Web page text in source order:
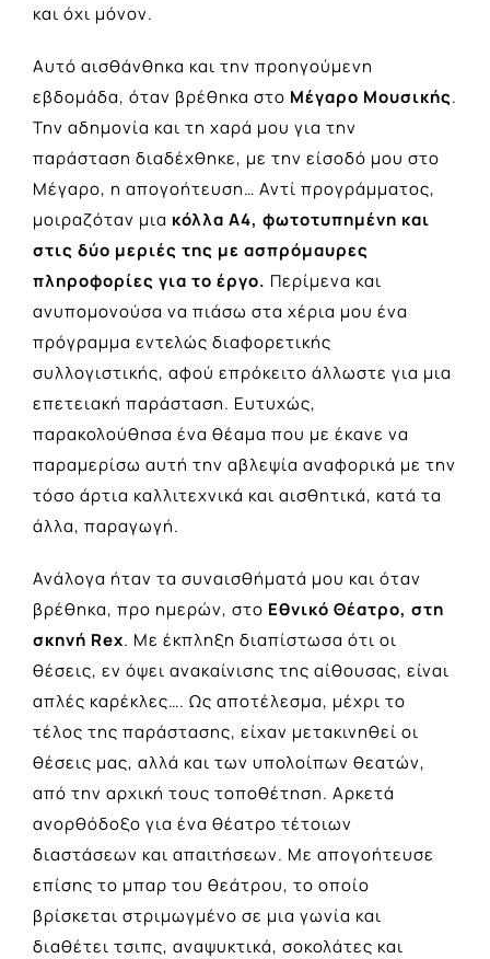
και όχι μόνον.
Αυτό αισθάνθηκα και την προηγούμενη
εβδομάδα, όταν βρέθηκα στο Μέγαρο Μουσικής.
Την αδημονία και τη χαρά μου για την
παράσταση διαδέχθηκε, με την είσοδό μου στο
Μέγαρο, η απογοήτευση… Αντί προγράμματος,
μοιραζόταν μια κόλλα Α4, φωτοτυπημένη και
στις δύο μεριές της με ασπρόμαυρες
πληροφορίες για το έργο. Περίμενα και
ανυπομονούσα να πιάσω στα χέρια μου ένα
πρόγραμμα εντελώς διαφορετικής
συλλογιστικής, αφού επρόκειτο άλλωστε για μια
επετειακή παράσταση. Ευτυχώς,
παρακολούθησα ένα θέαμα που με έκανε να
παραμερίσω αυτή την αβλεψία αναφορικά με την
τόσο άρτια καλλιτεχνικά και αισθητικά, κατά τα
άλλα, παραγωγή.
Ανάλογα ήταν τα συναισθήματά μου και όταν
βρέθηκα, προ ημερών, στο Εθνικό Θέατρο, στη
σκηνή Rex. Με έκπληξη διαπίστωσα ότι οι
θέσεις, εν όψει ανακαίνισης της αίθουσας, είναι
απλές καρέκλες…. Ως αποτέλεσμα, μέχρι το
τέλος της παράστασης, είχαν μετακινηθεί οι
θέσεις μας, αλλά και των υπολοίπων θεατών,
από την αρχική τους τοποθέτηση. Αρκετά
ανορθόδοξο για ένα θέατρο τέτοιων
διαστάσεων και απαιτήσεων. Με απογοήτευσε
επίσης το μπαρ του θεάτρου, το οποίο
βρίσκεται στριμωγμένο σε μια γωνία και
διαθέτει τσιπς, αναψυκτικά, σοκολάτες και